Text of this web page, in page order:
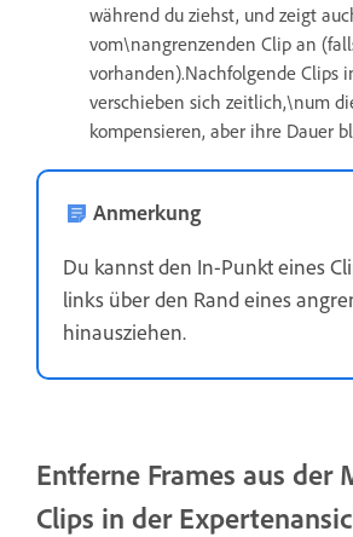
während du ziehst, und zeigt
vom\nangrenzenden Clip an
vorhanden).Nachfolgende Clips
verschieben sich zeitlich,\num
kompensieren, aber ihre Dauer
Anmerkung
Du kannst den In-Punkt eines
links über den Rand eines
hinausziehen.
Entferne Frames aus der
Clips in der